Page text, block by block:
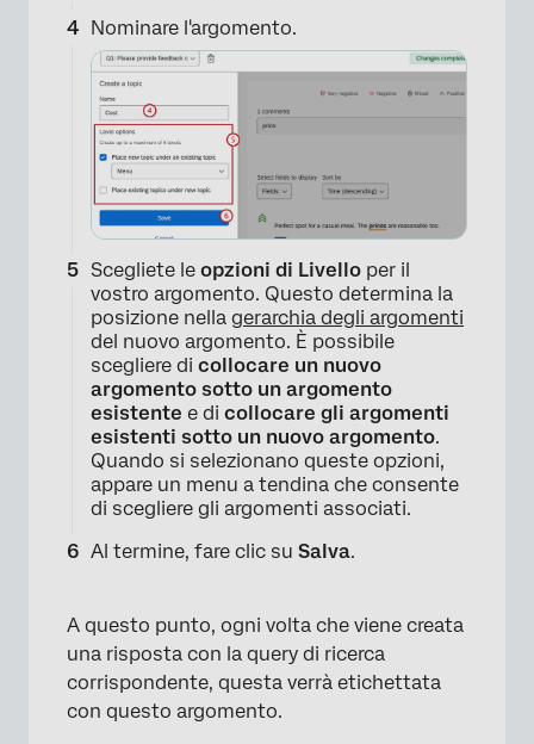
Nominare l'argomento.
Scegliete le opzioni di Livello per il
vostro argomento. Questo determina la
posizione nella gerarchia degli argomenti
del nuovo argomento. È possibile
scegliere di collocare un nuovo
argomento sotto un argomento
esistente e di collocare gli argomenti
esistenti sotto un nuovo argomento.
Quando si selezionano queste opzioni,
appare un menu a tendina che consente
di scegliere gli argomenti associati.
Al termine, fare clic su Salva.
A questo punto, ogni volta che viene creata
una risposta con la query di ricerca
corrispondente, questa verrà etichettata
con questo argomento.